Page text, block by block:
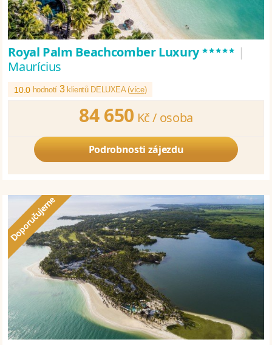
Royal Palm Beachcomber Luxury***** |
Maurícius
10.0 hodnotí 3klientů DELUXEA (více)
84 650 Kč / osoba
Podrobnosti zájezdu